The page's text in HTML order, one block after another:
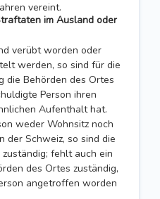
vereint.
im Ausland oder
verübt worden oder
werden, so sind für die
die Behörden des Ortes
Person ihren
Aufenthalt hat.
weder Wohnsitz noch
Schweiz, so sind die
fehlt auch ein
des Ortes zuständig,
angetroffen worden